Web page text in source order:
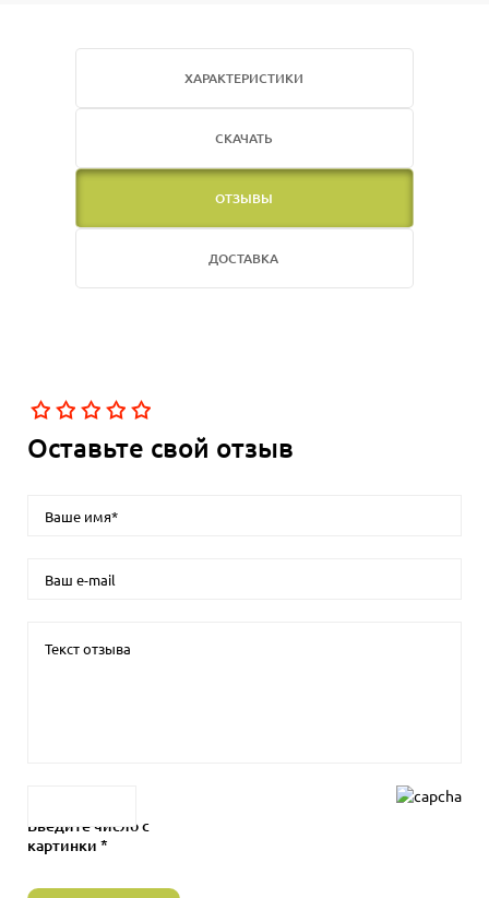
ХАРАКТЕРИСТИКИ
СКАЧАТЬ
ОТЗЫВЫ
ДОСТАВКА
Оставьте свой отзыв
Введите число с
картинки *